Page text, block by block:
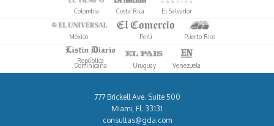
Colombia Costa Rica El Salvador
México Perú Puerto Rico
República
Dominicana Uruguay Venezuela
777 Brickell Ave. Suite 500
Miami, Fl. 33131
consultas@gda.com